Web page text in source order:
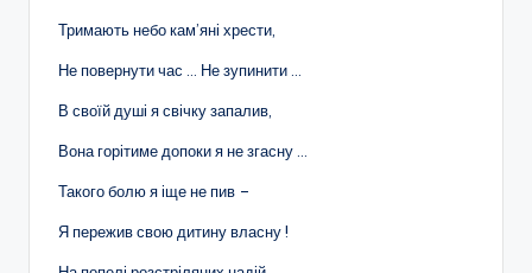
Тримають небо кам’яні хрести,
Не повернути час … Не зупинити …
В своїй душі я свічку запалив,
Вона горітиме допоки я не згасну …
Такого болю я іще не пив –
Я пережив свою дитину власну !